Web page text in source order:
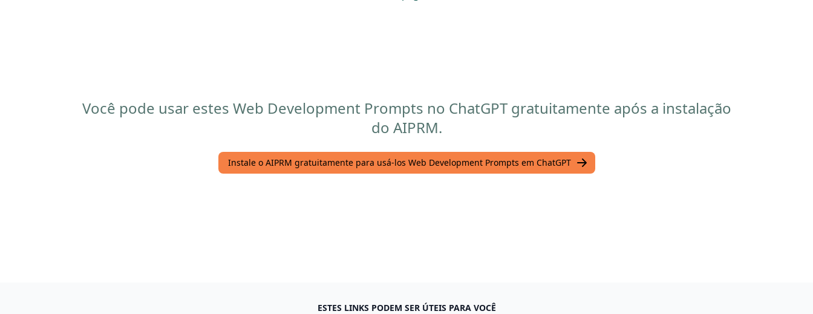
Você pode usar estes Web Development Prompts no ChatGPT gratuitamente após a instalação
do AIPRM.
Instale o AIPRM gratuitamente para usá-los Web Development Prompts em ChatGPT
ESTES LINKS PODEM SER ÚTEIS PARA VOCÊ